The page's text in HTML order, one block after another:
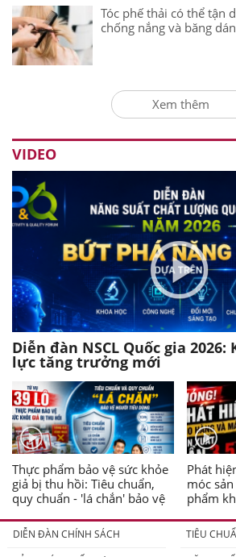
Tóc phế thải có thể tận
chống nắng và băng
Xem thêm
VIDEO
Diễn đàn NSCL Quốc gia
lực tăng trưởng mới
Thực phẩm bảo vệ sức khỏe
giả bị thu hồi: Tiêu chuẩn,
quy chuẩn - 'lá chắn' bảo vệ
Phát
móc
phẩm
DIỄN ĐÀN CHÍNH SÁCH
TIÊU